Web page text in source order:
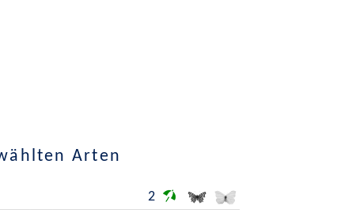
Arten
2